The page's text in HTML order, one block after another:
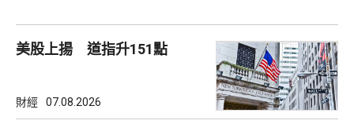
美股上揚 道指升151點
財經 07.08.2026